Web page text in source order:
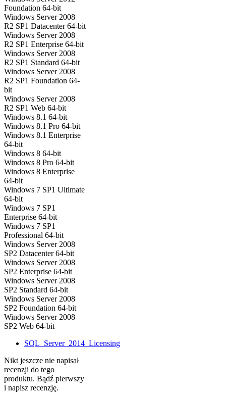
Foundation 64-bit
Windows Server 2008
R2 SP1 Datacenter 64-bit
Windows Server 2008
R2 SP1 Enterprise 64-bit
Windows Server 2008
R2 SP1 Standard 64-bit
Windows Server 2008
R2 SP1 Foundation 64-
bit
Windows Server 2008
R2 SP1 Web 64-bit
Windows 8.1 64-bit
Windows 8.1 Pro 64-bit
Windows 8.1 Enterprise
64-bit
Windows 8 64-bit
Windows 8 Pro 64-bit
Windows 8 Enterprise
64-bit
Windows 7 SP1 Ultimate
64-bit
Windows 7 SP1
Enterprise 64-bit
Windows 7 SP1
Professional 64-bit
Windows Server 2008
SP2 Datacenter 64-bit
Windows Server 2008
SP2 Enterprise 64-bit
Windows Server 2008
SP2 Standard 64-bit
Windows Server 2008
SP2 Foundation 64-bit
Windows Server 2008
SP2 Web 64-bit
SQL_Server_2014_Licensing
Nikt jeszcze nie napisał
recenzji do tego
produktu. Bądź pierwszy
i napisz recenzję.